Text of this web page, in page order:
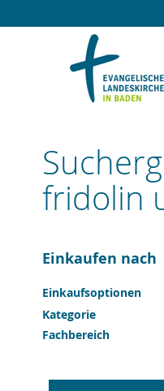
fridolin
Einkaufen nach
Einkaufsoptionen
Kategorie
Fachbereich